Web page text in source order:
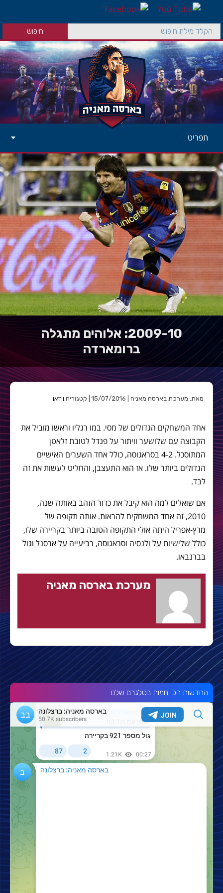
תפריט
2009-10: אלוהים מתגלה
ברומארדה
מאת: מערכת בארסה מאניה | 15/07/2016 | קטגוריה: וידאו
אחד המשחקים הגדולים של מסי. במו רגליו וראשו מוביל את
הקבוצה עם שלושער וויתור על פנדל לטובת זלאטן
המתוסכל. 4-2 בסראגוסה, כולל אחד השערים האישיים
הגדולים ביותר שלו. אז הוא התעצבן, והחליט לעשות את זה
לבד.
אם שואלים למה הוא קיבל את כדור הזהב באותה שנה,
2010, זה אחד המשחקים להראות. אותה תקופה של
מרץ-אפריל היתה אולי התקופה הטובה ביותר בקריירה שלו,
כולל שלישיות על ולנסיה וסראגוסה, רביעייה על ארסנל וגול
בברנבאו.
מערכת בארסה מאניה
החדשות הכי חמות בטלגרם שלנו